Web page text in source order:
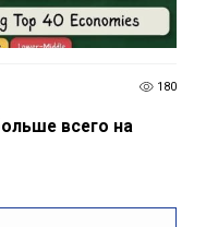
180
всего на